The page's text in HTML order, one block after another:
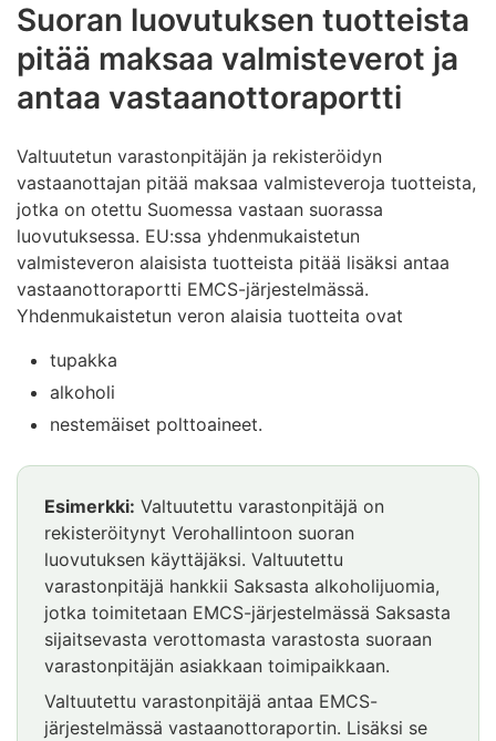
Suoran luovutuksen tuotteista
pitää maksaa valmisteverot ja
antaa vastaanottoraportti
Valtuutetun varastonpitäjän ja rekisteröidyn
vastaanottajan pitää maksaa valmisteveroja tuotteista,
jotka on otettu Suomessa vastaan suorassa
luovutuksessa. EU:ssa yhdenmukaistetun
valmisteveron alaisista tuotteista pitää lisäksi antaa
vastaanottoraportti EMCS-järjestelmässä.
Yhdenmukaistetun veron alaisia tuotteita ovat
tupakka
alkoholi
nestemäiset polttoaineet.
Esimerkki: Valtuutettu varastonpitäjä on
rekisteröitynyt Verohallintoon suoran
luovutuksen käyttäjäksi. Valtuutettu
varastonpitäjä hankkii Saksasta alkoholijuomia,
jotka toimitetaan EMCS-järjestelmässä Saksasta
sijaitsevasta verottomasta varastosta suoraan
varastonpitäjän asiakkaan toimipaikkaan.
Valtuutettu varastonpitäjä antaa EMCS-
järjestelmässä vastaanottoraportin. Lisäksi se